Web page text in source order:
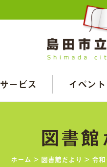
サービス イベント
図書館
ホーム > 図書館だより > 令